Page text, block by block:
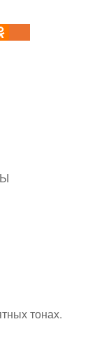
тонах.